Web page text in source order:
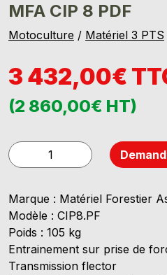
MFA CIP 8 PDF
Motoculture / Matériel 3 PTS
3 432,00€
(2 860,00€ HT)
quantité
de
CIP
8
PDF
Marque : Matériel Forestier
Modèle : CIP8.PF
Poids : 105 kg
Entrainement sur prise de
Transmission flector